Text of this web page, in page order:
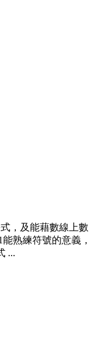
，及能藉數線上數
熟練符號的意義，
...